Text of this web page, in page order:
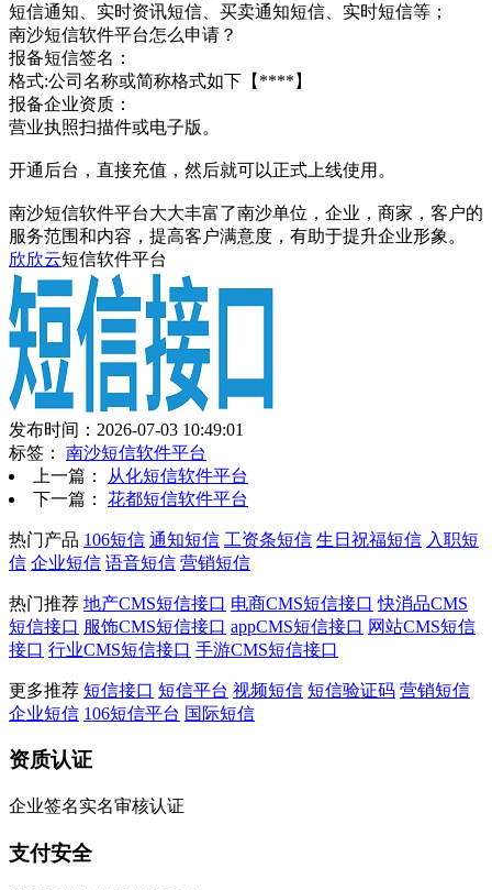
短信通知、实时资讯短信、买卖通知短信、实时短信等；
南沙短信软件平台怎么申请？
报备短信签名：
格式:公司名称或简称格式如下【****】
报备企业资质：
营业执照扫描件或电子版。
开通后台，直接充值，然后就可以正式上线使用。
南沙短信软件平台大大丰富了南沙单位，企业，商家，客户的
服务范围和内容，提高客户满意度，有助于提升企业形象。
欣欣云短信软件平台
发布时间：2026-07-03 10:49:01
标签： 南沙短信软件平台
上一篇：
从化短信软件平台
下一篇： 花都短信软件平台
热门产品 106短信 通知短信 工资条短信 生日祝福短信 入职短
信 企业短信 语音短信 营销短信
热门推荐 地产CMS短信接口 电商CMS短信接口 快消品CMS
短信接口 服饰CMS短信接口 appCMS短信接口 网站CMS短信
接口 行业CMS短信接口 手游CMS短信接口
更多推荐 短信接口 短信平台 视频短信 短信验证码 营销短信
企业短信 106短信平台 国际短信
资质认证
企业签名实名审核认证
支付安全